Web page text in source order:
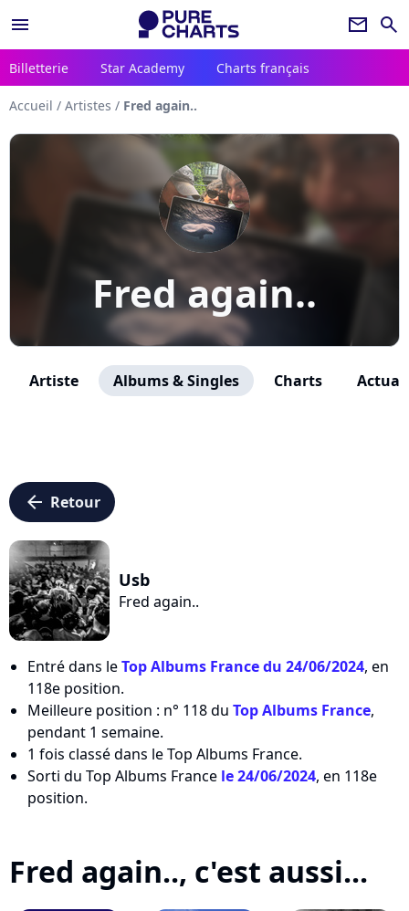
menu newsletter search
Billetterie Star Academy Charts français
Accueil / Artistes / Fred again..
Fred again..
Artiste Albums & Singles Charts
arrow_left Retour
Usb
Fred again..
Entré dans leTop Albums France du 24/06/2024, en
118e position.
Meilleure position : n° 118 du Top Albums France,
pendant 1 semaine.
1 fois classé dans le Top Albums France.
Sorti du Top Albums France le 24/06/2024, en 118e
position.
Fred again.., c'est aussi...